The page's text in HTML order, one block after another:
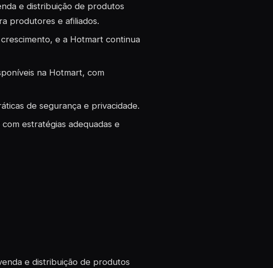
e distribuição de produtos
produtores e afiliados.
e a Hotmart continua
na Hotmart, com
de segurança e privacidade.
estratégias adequadas e
e distribuição de produtos